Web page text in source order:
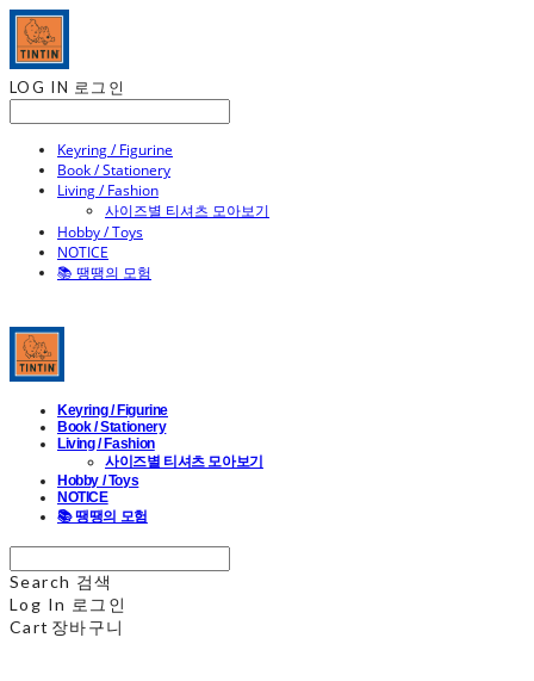
LOG IN 로그인
Keyring / Figurine
Book / Stationery
Living / Fashion
사이즈별 티셔츠 모아보기
Hobby / Toys
NOTICE
📚 땡땡의 모험
Keyring / Figurine
Book / Stationery
Living / Fashion
사이즈별 티셔츠 모아보기
Hobby / Toys
NOTICE
📚 땡땡의 모험
Search 검색
Log In 로그인
Cart 장바구니